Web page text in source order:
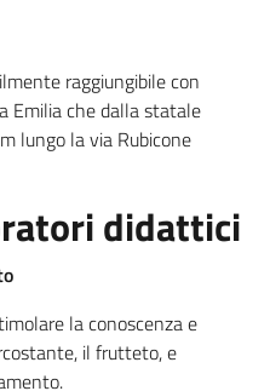
raggiungibile con
Emilia che dalla statale
lungo la via Rubicone
didattici
la conoscenza e
il frutteto, e